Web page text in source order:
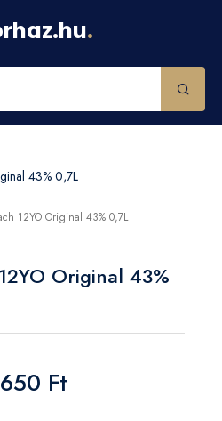
.
43% 0,7L
Original 43%
Ft